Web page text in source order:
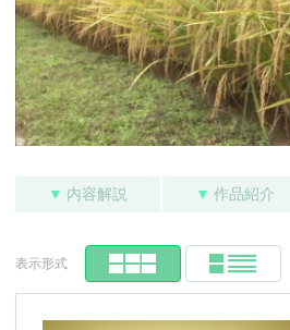
▼ 内容解説 ▼ 作品紹介
表示形式